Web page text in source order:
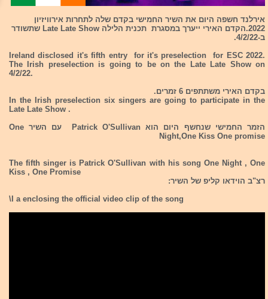
אירלנד חשפה היום את השיר החמישי בקדם שלה לתחרות אירוויזיון
2022.הקדם האירי ייערך במסגרת תכנית הלילה Late Late Show שתשודר
ב-4/2/22.
Ireland disclosed it's fifth entry for it's preselection for ESC 2022.
The Irish preselection is going to be on the Late Late Show on
4/2/22.
בקדם האירי משתתפים 6 זמרים.
In the Irish preselection six singers are going to participate in the
Late Late Show .
הזמר החמישי שנחשף היום הוא Patrick O'Sullivan עם השיר One
Night,One Kiss One promise
The fifth singer is Patrick O'Sullivan with his song One Night , One
Kiss , One Promise
רצ"ב הוידאו קליפ של השיר:
\I a enclosing the official video clip of the song